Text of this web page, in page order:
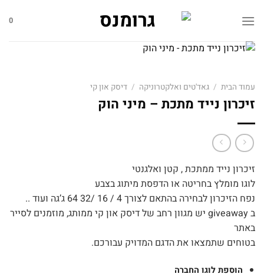
0
עמוד הבית / גאד'טים ואלקטרוניקה / דיסק און קי
זיכרון נייד מתכת – מיני הוק
זיכרון נייד ממתכת , קטן ואלגנטי
לוגו מומלץ בחריטה או הדפסת מיתוג בצבע
נפח הזיכרון לבחירה בהתאם לצורך 4 / 16 /32 64 ג’גה ועוד ..
ב giveaway יש מגוון רחב של דיסק און קי ממותג, מוזמנים לסייר
באתר
בטוחים שתמצאו את הדגם המדויק עבורכם.
הוספת לוגו החברה